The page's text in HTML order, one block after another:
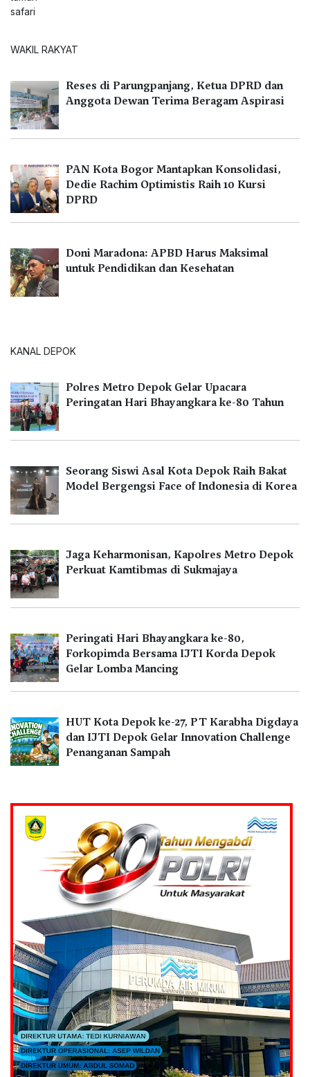
WAKIL RAKYAT
Reses di Parungpanjang, Ketua DPRD dan
Anggota Dewan Terima Beragam Aspirasi
PAN Kota Bogor Mantapkan Konsolidasi,
Dedie Rachim Optimistis Raih 10 Kursi
DPRD
Doni Maradona: APBD Harus Maksimal
untuk Pendidikan dan Kesehatan
KANAL DEPOK
Polres Metro Depok Gelar Upacara
Peringatan Hari Bhayangkara ke-80 Tahun
Seorang Siswi Asal Kota Depok Raih Bakat
Model Bergengsi Face of Indonesia di Korea
Jaga Keharmonisan, Kapolres Metro Depok
Perkuat Kamtibmas di Sukmajaya
Peringati Hari Bhayangkara ke-80,
Forkopimda Bersama IJTI Korda Depok
Gelar Lomba Mancing
HUT Kota Depok ke-27, PT Karabha Digdaya
dan IJTI Depok Gelar Innovation Challenge
Penanganan Sampah